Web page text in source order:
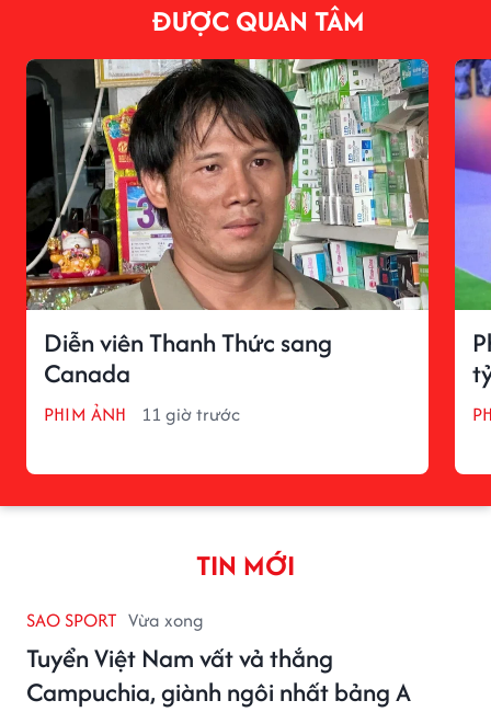
ĐƯỢC QUAN TÂM
Diễn viên Thanh Thức sang
Canada
PHIM ẢNH 11 giờ trước
TIN MỚI
SAO SPORT Vừa xong
Tuyển Việt Nam vất vả thắng
Campuchia, giành ngôi nhất bảng A